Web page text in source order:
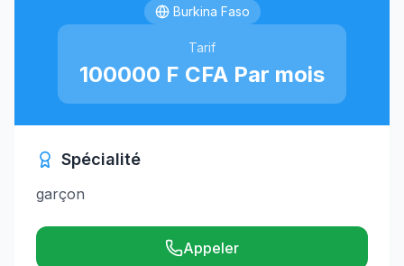
Burkina Faso
Tarif
100000 F CFA Par mois
Spécialité
garçon
Appeler